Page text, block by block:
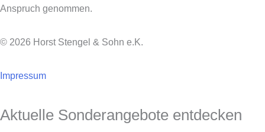
Anspruch genommen.
© 2026 Horst Stengel & Sohn e.K.
Impressum
Aktuelle Sonderangebote entdecken